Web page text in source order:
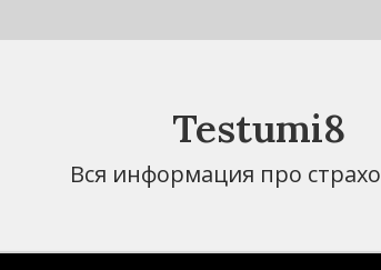
Testumi8
Вся информация про